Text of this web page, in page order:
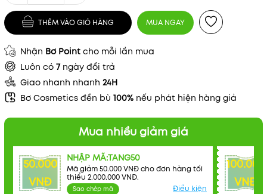
THÊM VÀO GIỎ HÀNG MUA NGAY
Nhận Bơ Point cho mỗi lần mua
Luôn có 7 ngày đổi trả
Giao nhanh nhanh 24H
Bơ Cosmetics đền bù 100% nếu phát hiện hàng giả
Mua nhiều giảm giá
50.000
VNĐ
NHẬP MÃ:TANG50
Mã giảm 50.000 VNĐ cho đơn hàng tối
thiểu 2.000.000 VNĐ.
Sao chép mã Điều kiện
100.000
VNĐ